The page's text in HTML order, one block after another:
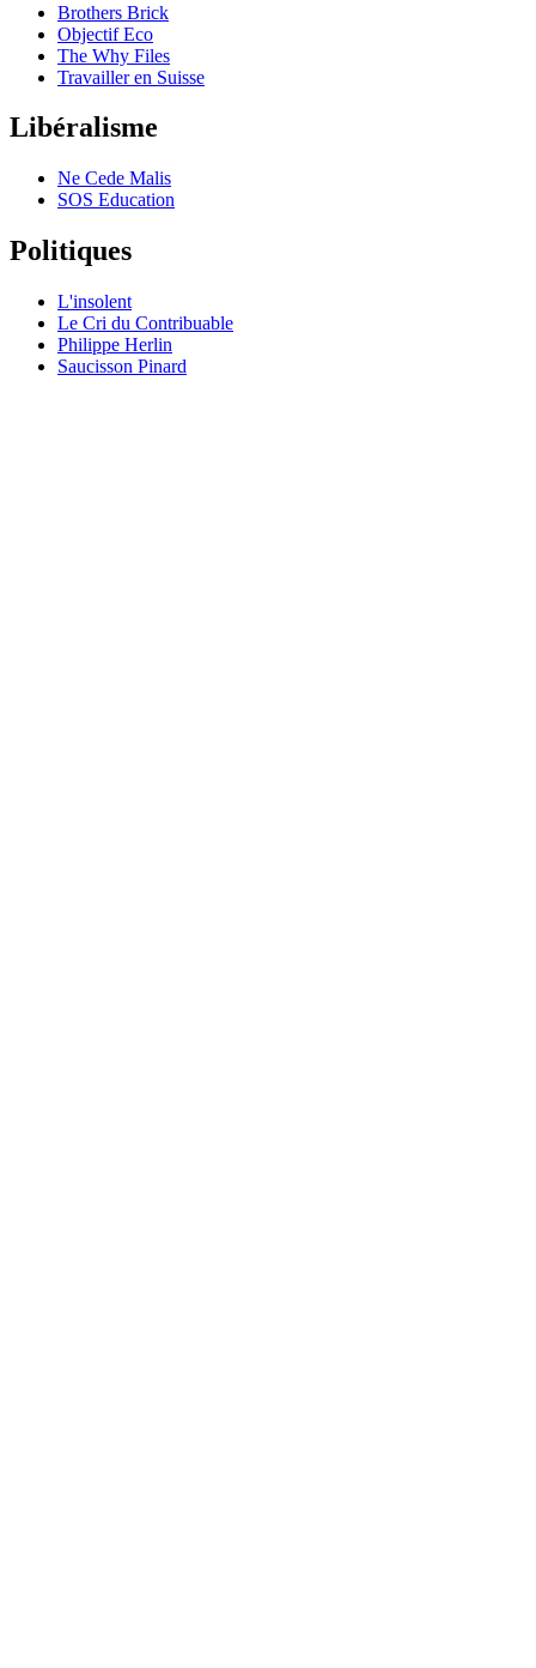
Brothers Brick
Objectif Eco
The Why Files
Travailler en Suisse
Libéralisme
Ne Cede Malis
SOS Education
Politiques
L'insolent
Le Cri du Contribuable
Philippe Herlin
Saucisson Pinard